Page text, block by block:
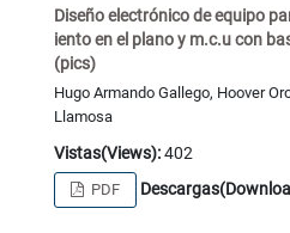
Diseño electrónico de equipo
iento en el plano y m.c.u con
(pics)
Hugo Armando Gallego, Hoover
Llamosa
Vistas(Views):402
PDF